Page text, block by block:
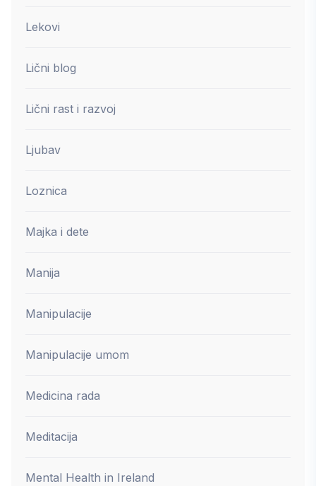
Lekovi
Lični blog
Lični rast i razvoj
Ljubav
Loznica
Majka i dete
Manija
Manipulacije
Manipulacije umom
Medicina rada
Meditacija
Mental Health in Ireland